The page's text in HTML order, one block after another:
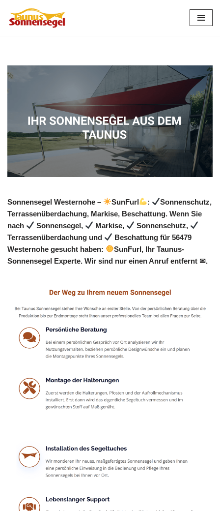
Zum
Sonnensegel Westernohe – SunFurl :
Sonnenschutz,
Terrassenüberdachung, Markise, Beschattung. Wenn Sie
nach
Sonnensegel, Markise,
Sonnenschutz,
Terrassenüberdachung und
Beschattung für 56479
Westernohe gesucht haben:
SunFurl, Ihr Taunus-
Sonnensegel Experte. Wir sind nur einen Anruf entfernt ✉.